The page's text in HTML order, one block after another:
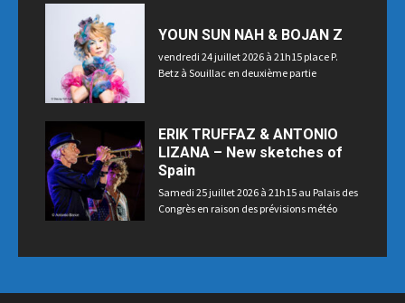
YOUN SUN NAH & BOJAN Z
vendredi 24 juillet 2026 à 21h15 place P.
Betz à Souillac en deuxième partie
ERIK TRUFFAZ & ANTONIO
LIZANA – New sketches of
Spain
Samedi 25 juillet 2026 à 21h15 au Palais des
Congrès en raison des prévisions météo